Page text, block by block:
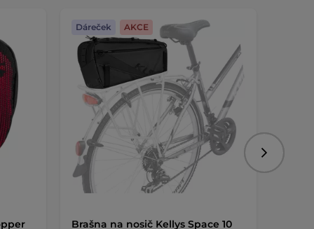
Brašna na nosič Kellys Space 10
Dáreček AKCE